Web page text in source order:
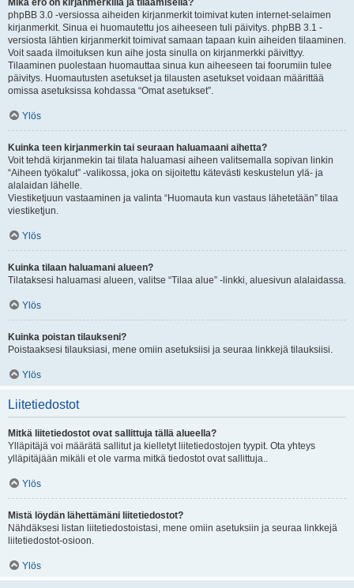
Mikä ero on kirjanmerkillä ja tilaamisella?
phpBB 3.0 -versiossa aiheiden kirjanmerkit toimivat kuten internet-selaimen
kirjanmerkit. Sinua ei huomautettu jos aiheeseen tuli päivitys. phpBB 3.1 -
versiosta lähtien kirjanmerkit toimivat samaan tapaan kuin aiheiden tilaaminen.
Voit saada ilmoituksen kun aihe josta sinulla on kirjanmerkki päivittyy.
Tilaaminen puolestaan huomauttaa sinua kun aiheeseen tai foorumiin tulee
päivitys. Huomautusten asetukset ja tilausten asetukset voidaan määrittää
omissa asetuksissa kohdassa “Omat asetukset”.
Ylös
Kuinka teen kirjanmerkin tai seuraan haluamaani aihetta?
Voit tehdä kirjanmekin tai tilata haluamasi aiheen valitsemalla sopivan linkin
“Aiheen työkalut” -valikossa, joka on sijoitettu kätevästi keskustelun ylä- ja
alalaidan lähelle.
Viestiketjuun vastaaminen ja valinta “Huomauta kun vastaus lähetetään” tilaa
viestiketjun.
Ylös
Kuinka tilaan haluamani alueen?
Tilataksesi haluamasi alueen, valitse “Tilaa alue” -linkki, aluesivun alalaidassa.
Ylös
Kuinka poistan tilaukseni?
Poistaaksesi tilauksiasi, mene omiin asetuksiisi ja seuraa linkkejä tilauksiisi.
Ylös
Liitetiedostot
Mitkä liitetiedostot ovat sallittuja tällä alueella?
Ylläpitäjä voi määrätä sallitut ja kielletyt liitetiedostojen tyypit. Ota yhteys
ylläpitäjään mikäli et ole varma mitkä tiedostot ovat sallittuja..
Ylös
Mistä löydän lähettämäni liitetiedostot?
Nähdäksesi listan liitetiedostoistasi, mene omiin asetuksiin ja seuraa linkkejä
liitetiedostot-osioon.
Ylös